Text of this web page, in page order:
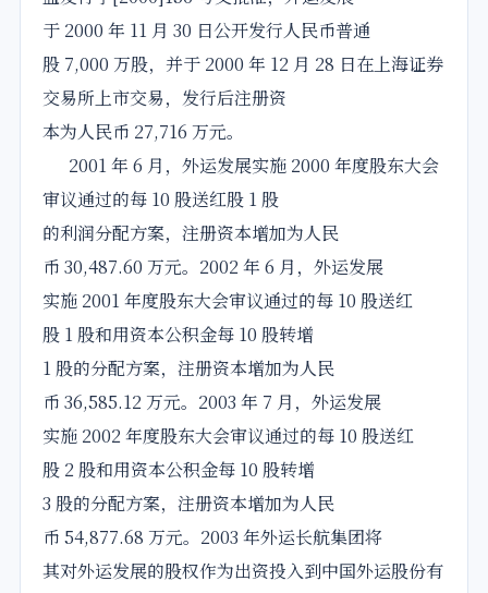
于 2000 年 11 月 30 日公开发行人民币普通
股 7,000 万股，并于 2000 年 12 月 28 日在上海证券
交易所上市交易，发行后注册资
本为人民币 27,716 万元。
2001 年 6 月，外运发展实施 2000 年度股东大会
审议通过的每 10 股送红股 1 股
的利润分配方案，注册资本增加为人民
币 30,487.60 万元。2002 年 6 月，外运发展
实施 2001 年度股东大会审议通过的每 10 股送红
股 1 股和用资本公积金每 10 股转增
1 股的分配方案，注册资本增加为人民
币 36,585.12 万元。2003 年 7 月，外运发展
实施 2002 年度股东大会审议通过的每 10 股送红
股 2 股和用资本公积金每 10 股转增
3 股的分配方案，注册资本增加为人民
币 54,877.68 万元。2003 年外运长航集团将
其对外运发展的股权作为出资投入到中国外运股份有